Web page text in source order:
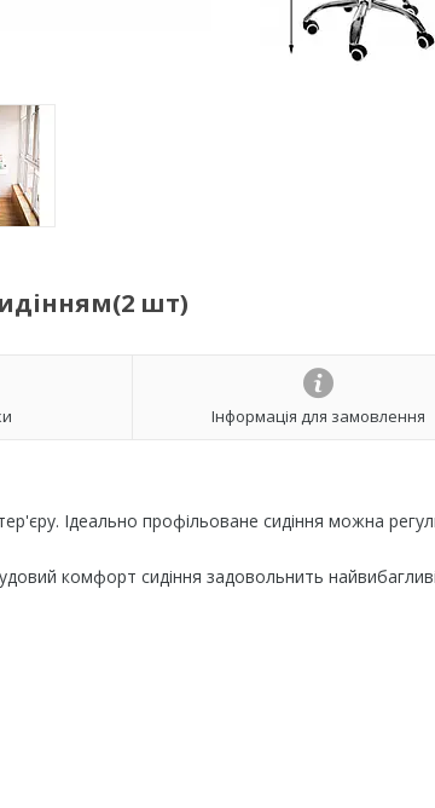
шт)
Інформація для замовлення
Ідеально профільоване сидіння можна
комфорт сидіння задовольнить